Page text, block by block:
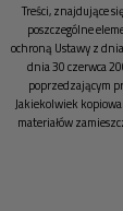
Treści, znajdujące
poszczególne
ochroną Ustawy z
dnia 30 czerwca
poprzedzającym
Jakiekolwiek
materiałów